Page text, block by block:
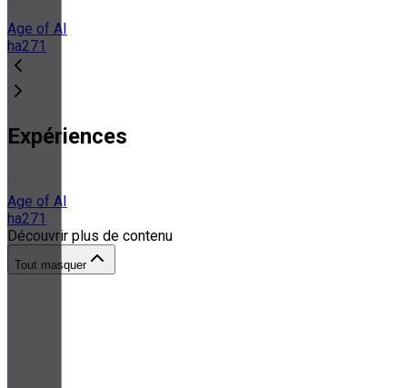
Age of AI
ha271
Expériences
Age of AI
ha271
Découvrir plus de contenu
Tout masquer